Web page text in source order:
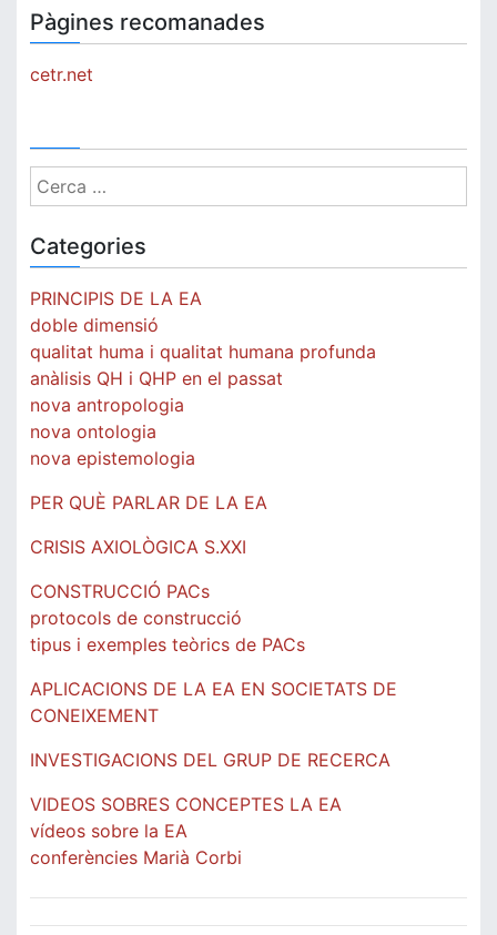
Pàgines recomanades
cetr.net
Cerca:
Categories
PRINCIPIS DE LA EA
doble dimensió
qualitat huma i qualitat humana profunda
anàlisis QH i QHP en el passat
nova antropologia
nova ontologia
nova epistemologia
PER QUÈ PARLAR DE LA EA
CRISIS AXIOLÒGICA S.XXI
CONSTRUCCIÓ PACs
protocols de construcció
tipus i exemples teòrics de PACs
APLICACIONS DE LA EA EN SOCIETATS DE
CONEIXEMENT
INVESTIGACIONS DEL GRUP DE RECERCA
VIDEOS SOBRES CONCEPTES LA EA
vídeos sobre la EA
conferències Marià Corbi